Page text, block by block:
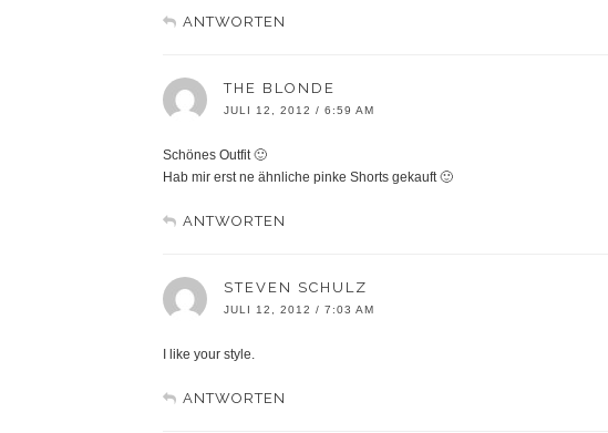
ANTWORTEN
THE BLONDE
JULI 12, 2012 / 6:59 AM
Schönes Outfit 🙂
Hab mir erst ne ähnliche pinke Shorts gekauft 🙂
ANTWORTEN
STEVEN SCHULZ
JULI 12, 2012 / 7:03 AM
I like your style.
ANTWORTEN